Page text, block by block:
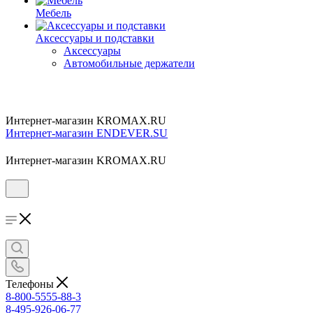
Мебель
Аксессуары и подставки
Аксессуары
Автомобильные держатели
Интернет-магазин KROMAX.RU
Интернет-магазин ENDEVER.SU
Интернет-магазин KROMAX.RU
Телефоны
8-800-5555-88-3
8-495-926-06-77